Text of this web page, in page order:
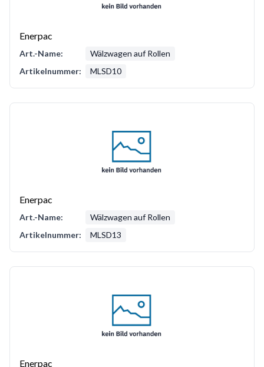
Enerpac
Art.-Name:
Wälzwagen auf Rollen
Artikelnummer:
MLSD10
Enerpac
Art.-Name:
Wälzwagen auf Rollen
Artikelnummer:
MLSD13
Enerpac